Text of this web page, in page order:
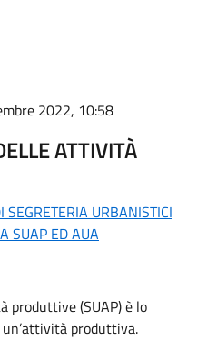
2022, 10:58
ATTIVITÀ
URBANISTICI
SUAP ED AUA
produttive (SUAP) è lo
produttiva.